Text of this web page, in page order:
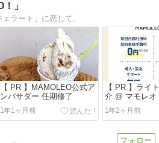
」
ェラート」に恋して。
【 PR 】MAMOLEO公式ア
ンバサダー 任期修了
1年1ヶ月前
【 PR 】ライ
介 @ マモレオ
1年2ヶ月前